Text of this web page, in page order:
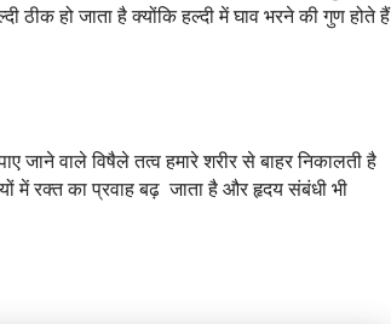
ठीक हो जाता है क्योंकि हल्दी में घाव भरने की गुण होते हैं
जाने वाले विषैले तत्व हमारे शरीर से बाहर निकालती है
में रक्त का प्रवाह बढ़  जाता है और हृदय संबंधी भी